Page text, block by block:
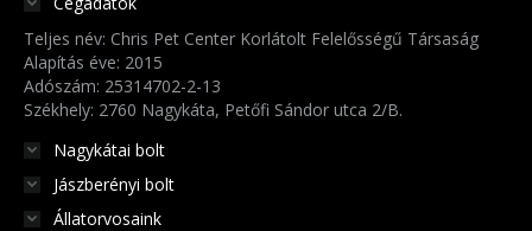
Teljes név: Chris Pet Center Korlátolt Felelősségű Társaság
Alapítás éve: 2015
Adószám: 25314702-2-13
Székhely: 2760 Nagykáta, Petőfi Sándor utca 2/B.
Nagykátai bolt
Jászberényi bolt
Állatorvosaink